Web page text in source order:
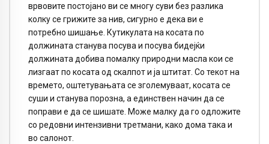
врвовите постојано ви се многу суви без разлика
колку се грижите за нив, сигурно е дека ви е
потребно шишање. Кутикулата на косата по
должината станува посува и посува бидејќи
должината добива помалку природни масла кои се
лизгаат по косата од скалпот и ја штитат. Со текот на
времето, оштетувањата се зголемуваат, косата се
суши и станува порозна, а единствен начин да се
поправи е да се шишате. Може малку да го одложите
со редовни интензивни третмани, како дома така и
во салонот.